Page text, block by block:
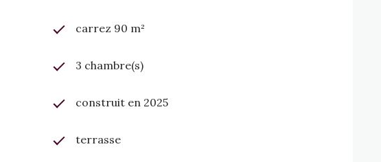
carrez 90 m²
3 chambre(s)
construit en 2025
terrasse